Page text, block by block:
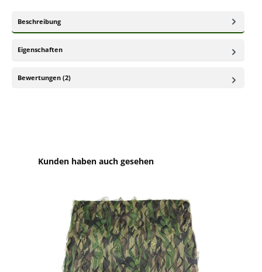
Beschreibung
Eigenschaften
Bewertungen (2)
Produktgalerie überspringen
Kunden haben auch gesehen